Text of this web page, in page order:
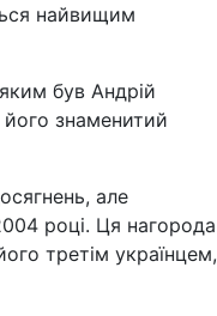
найвищим
був Андрій
знаменитий
але
році. Ця нагорода
третім українцем,